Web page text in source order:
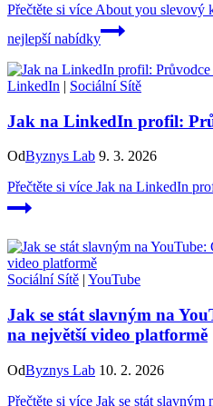
Přečtěte si více About you slevový
nejlepší nabídky
LinkedIn | Sociální Sítě
Jak na LinkedIn profil:
OdByznys Lab 9. 3. 2026
Přečtěte si více Jak na LinkedIn
Sociální Sítě | YouTube
Jak se stát slavným na
na největší video platformě
OdByznys Lab 10. 2. 2026
Přečtěte si více Jak se stát slavným